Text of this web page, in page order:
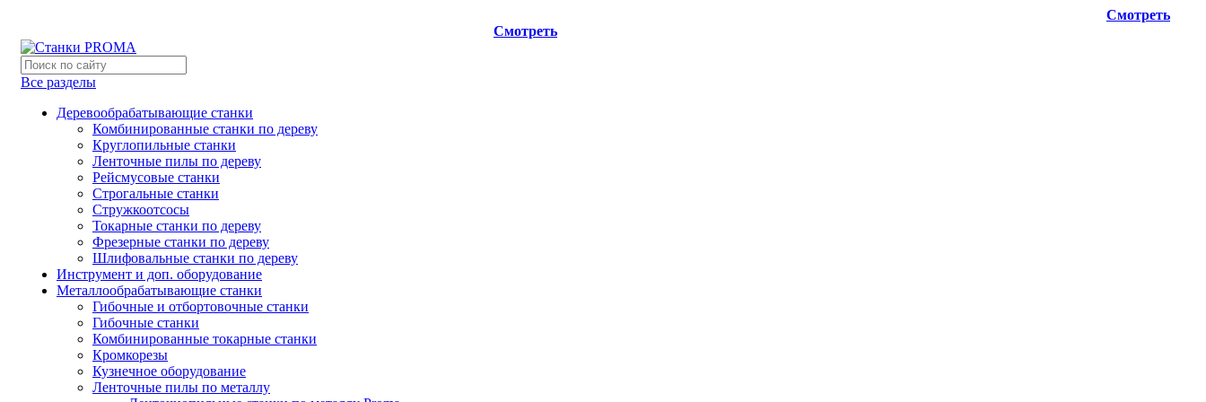
Смотреть
Смотреть
Все разделы
Деревообрабатывающие станки
Комбинированные станки по дереву
Круглопильные станки
Ленточные пилы по дереву
Рейсмусовые станки
Строгальные станки
Стружкоотсосы
Токарные станки по дереву
Фрезерные станки по дереву
Шлифовальные станки по дереву
Инструмент и доп. оборудование
Металлообрабатывающие станки
Гибочные и отбортовочные станки
Гибочные станки
Комбинированные токарные станки
Кромкорезы
Кузнечное оборудование
Ленточные пилы по металлу